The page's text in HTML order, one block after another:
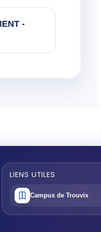
-
LIENS UTILES
Campus de Trouvix